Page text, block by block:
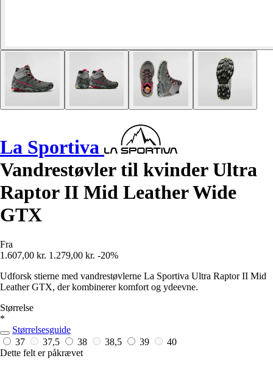
La Sportiva
Vandrestøvler til kvinder Ultra
Raptor II Mid Leather Wide
GTX
Fra
1.607,00 kr. 1.279,00 kr. -20%
Udforsk stierne med vandrestøvlerne La Sportiva Ultra Raptor II Mid
Leather GTX, der kombinerer komfort og ydeevne.
Størrelse
*
Størrelsesguide
37
37,5 38 38,5 39
40
Dette felt er påkrævet